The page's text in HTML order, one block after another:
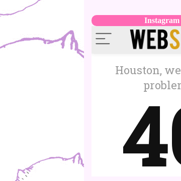
Instagram